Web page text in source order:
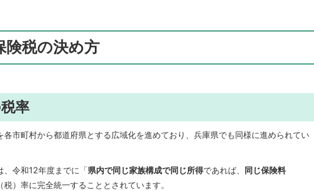
険税の決め方
率
各市町村から都道府県とする広域化を進めており、兵庫県でも同様に進められてい
、令和12年度までに「県内で同じ家族構成で同じ所得であれば、 同じ保険料
税）率に完全統一することとされています。